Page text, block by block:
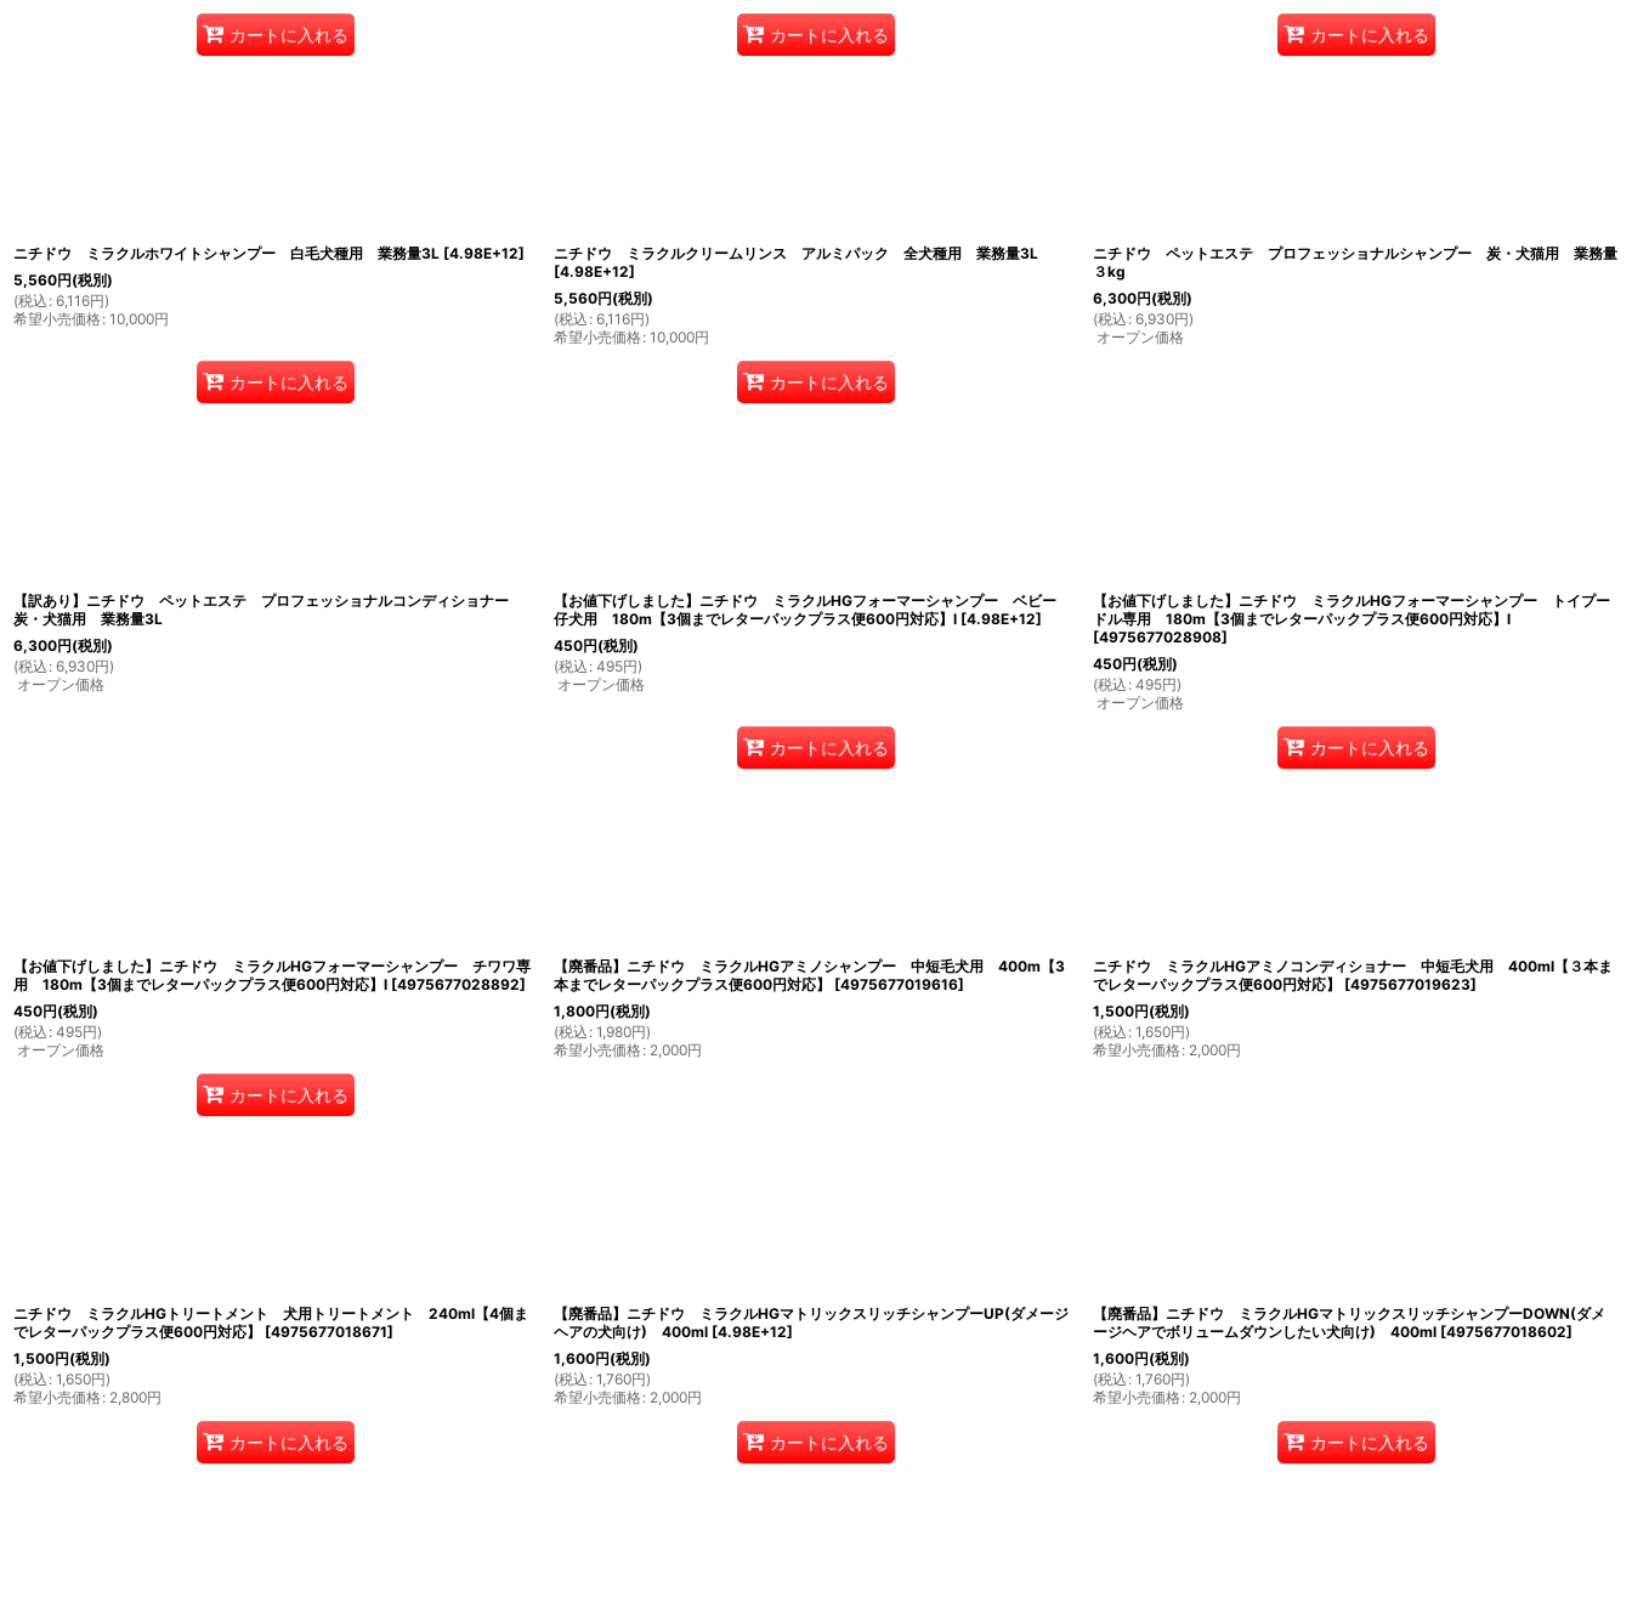
カートに入れる カートに入れる カートに入れる
ニチドウ ミラクルホワイトシャンプー 白毛犬種用 業務量3L [4.98E+12]
5,560円(税別)
(税込 : 6,116円)
希望小売価格: 10,000円
カートに入れる
ニチドウ ミラクルクリームリンス アルミパック 全犬種用 業務量3L
[4.98E+12]
5,560円(税別)
(税込 : 6,116円)
希望小売価格: 10,000円
カートに入れる
ニチドウ ペットエステ プロフェッショナルシャンプー 炭・犬猫用 業務量
３kg
6,300円(税別)
(税込 : 6,930円)
オープン価格
【訳あり】ニチドウ ペットエステ プロフェッショナルコンディショナー
炭・犬猫用 業務量3L
6,300円(税別)
(税込 : 6,930円)
オープン価格
【お値下げしました】ニチドウ ミラクルHGフォーマーシャンプー ベビー
仔犬用 180m【3個までレターパックプラス便600円対応】l [4.98E+12]
450円(税別)
(税込 : 495円)
オープン価格
カートに入れる
【お値下げしました】ニチドウ ミラクルHGフォーマーシャンプー トイプー
ドル専用 180m【3個までレターパックプラス便600円対応】l
[4975677028908]
450円(税別)
(税込 : 495円)
オープン価格
カートに入れる
【お値下げしました】ニチドウ ミラクルHGフォーマーシャンプー チワワ専
用 180m【3個までレターパックプラス便600円対応】l [4975677028892]
450円(税別)
(税込 : 495円)
オープン価格
カートに入れる
【廃番品】ニチドウ ミラクルHGアミノシャンプー 中短毛犬用 400m【3
本までレターパックプラス便600円対応】
[4975677019616]
1,800円(税別)
(税込 : 1,980円)
希望小売価格: 2,000円
ニチドウ ミラクルHGアミノコンディショナー 中短毛犬用 400ml【３本ま
でレターパックプラス便600円対応】
[4975677019623]
1,500円(税別)
(税込 : 1,650円)
希望小売価格: 2,000円
ニチドウ ミラクルHGトリートメント 犬用トリートメント 240ml【4個ま
でレターパックプラス便600円対応】
[4975677018671]
1,500円(税別)
(税込 : 1,650円)
希望小売価格: 2,800円
カートに入れる
【廃番品】ニチドウ ミラクルHGマトリックスリッチシャンプーUP(ダメージ
ヘアの犬向け) 400ml [4.98E+12]
1,600円(税別)
(税込 : 1,760円)
希望小売価格: 2,000円
カートに入れる
【廃番品】ニチドウ ミラクルHGマトリックスリッチシャンプーDOWN(ダメ
ージヘアでボリュームダウンしたい犬向け) 400ml [4975677018602]
1,600円(税別)
(税込 : 1,760円)
希望小売価格: 2,000円
カートに入れる